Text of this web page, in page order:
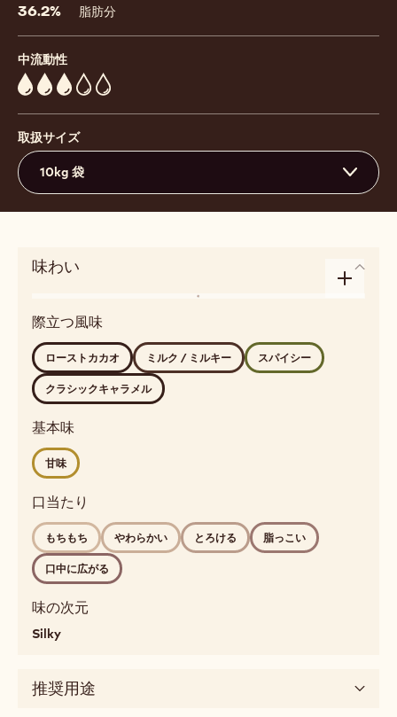
36.2% 脂肪分
中流動性
3
取扱サイズ
10kg 袋
味わい
taste
レ
ー
バ
ー
roasted,
golden
Detailed
flavor
roasted
cocoa,
milky,
spicy,
classic
caramel
た
際立つ風味
ローストカカオ ミルク / ミルキー スパイシー
クラシックキャラメル
基本味
甘味
口当たり
もちもち やわらかい とろける 脂っこい
口中に広がる
味の次元
Silky
推奨用途